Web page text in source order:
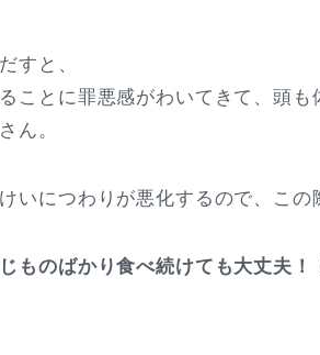
すと、
ことに罪悪感がわいてきて、頭
ん。
いにつわりが悪化するので、この
ものばかり食べ続けても大丈夫！